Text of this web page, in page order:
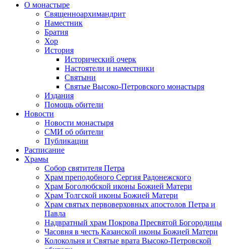
О монастыре
Священноархимандрит
Наместник
Братия
Хор
История
Исторический очерк
Настоятели и наместники
Святыни
Святые Высоко-Петровского монастыря
Издания
Помощь обители
Новости
Новости монастыря
СМИ об обители
Публикации
Расписание
Храмы
Собор святителя Петра
Храм преподобного Сергия Радонежского
Храм Боголюбской иконы Божией Матери
Храм Толгской иконы Божией Матери
Храм святых первоверховных апостолов Петра и
Павла
Надвратный храм Покрова Пресвятой Богородицы
Часовня в честь Казанской иконы Божией Матери
Колокольня и Святые врата Высоко-Петровской